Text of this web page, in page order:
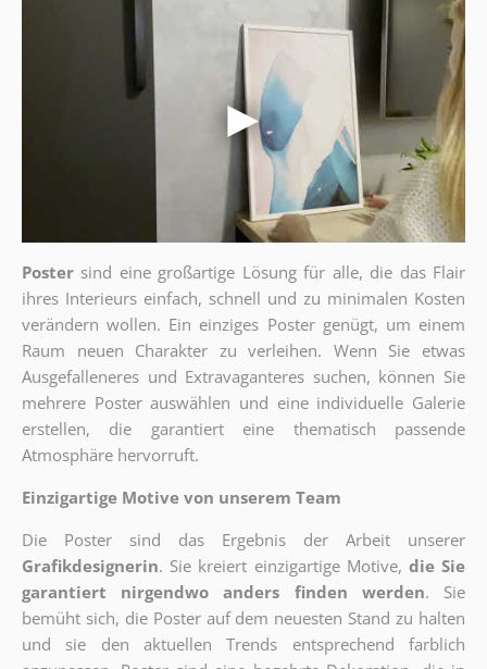
Poster sind eine großartige Lösung für alle, die das Flair
ihres Interieurs einfach, schnell und zu minimalen Kosten
verändern wollen. Ein einziges Poster genügt, um einem
Raum neuen Charakter zu verleihen. Wenn Sie etwas
Ausgefalleneres und Extravaganteres suchen, können Sie
mehrere Poster auswählen und eine individuelle Galerie
erstellen, die garantiert eine thematisch passende
Atmosphäre hervorruft.
Einzigartige Motive von unserem Team
Die Poster sind das Ergebnis der Arbeit unserer
Grafikdesignerin. Sie kreiert einzigartige Motive, die Sie
garantiert nirgendwo anders finden werden. Sie
bemüht sich, die Poster auf dem neuesten Stand zu halten
und sie den aktuellen Trends entsprechend farblich